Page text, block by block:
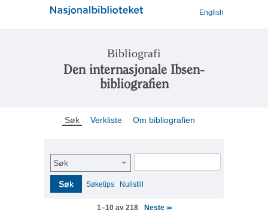
English
Bibliografi
Den internasjonale Ibsen-
bibliografien
Søk Verkliste Om bibliografien
Søk
Søk Søketips Nullstill
1–10 av 218 Neste >>